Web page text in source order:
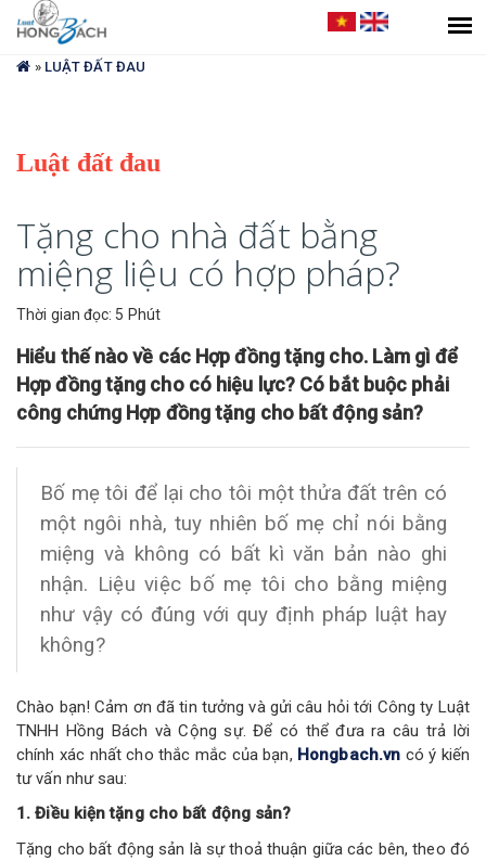
Bạn
đang
» LUẬT ĐẤT ĐAU
Luật đất đau
Tặng cho nhà đất bằng
miệng liệu có hợp pháp?
Thời gian đọc: 5 Phút
Hiểu thế nào về các Hợp đồng tặng cho. Làm gì để
Hợp đồng tặng cho có hiệu lực? Có bắt buộc phải
công chứng Hợp đồng tặng cho bất động sản?
Bố mẹ tôi để lại cho tôi một thửa đất trên có
một ngôi nhà, tuy nhiên bố mẹ chỉ nói bằng
miệng và không có bất kì văn bản nào ghi
nhận. Liệu việc bố mẹ tôi cho bằng miệng
như vậy có đúng với quy định pháp luật hay
không?
Chào bạn! Cảm ơn đã tin tưởng và gửi câu hỏi tới Công ty Luật
TNHH Hồng Bách và Cộng sự. Để có thể đưa ra câu trả lời
chính xác nhất cho thắc mắc của bạn, Hongbach.vn có ý kiến
tư vấn như sau:
1. Điều kiện tặng cho bất động sản?
Tặng cho bất động sản là sự thoả thuận giữa các bên, theo đó